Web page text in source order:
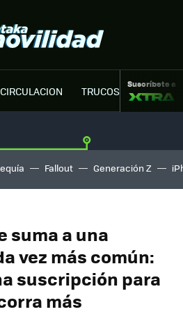
CIRCULACION TRUCOS MOTOR
Suscríbete a
Fallout Generación Z
suma a una
vez más común:
suscripción para
más